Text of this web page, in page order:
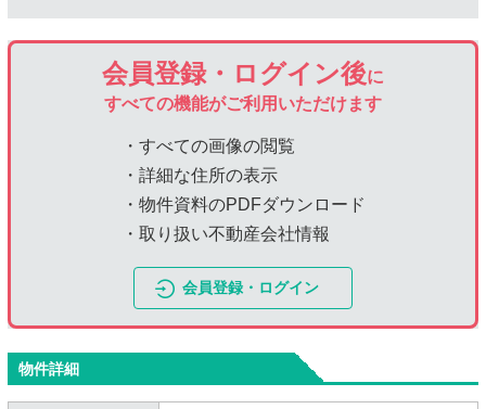
会員登録・ログイン後に
すべての機能がご利用いただけます
・すべての画像の閲覧
・詳細な住所の表示
・物件資料のPDFダウンロード
・取り扱い不動産会社情報
会員登録・ログイン
物件詳細